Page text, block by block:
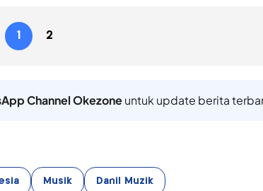
1 2
Channel Okezoneuntuk update berita
Musik Danil Muzik